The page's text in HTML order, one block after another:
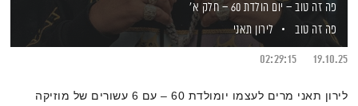
פה זה טוב – יום הולדת 60 – חלק א'
פה זה טוב
לירון תאני
19.10.25
02:29:15
לירון תאני מרים לעצמו יומולדת 60 – עם 6 עשורים של מוזיקה